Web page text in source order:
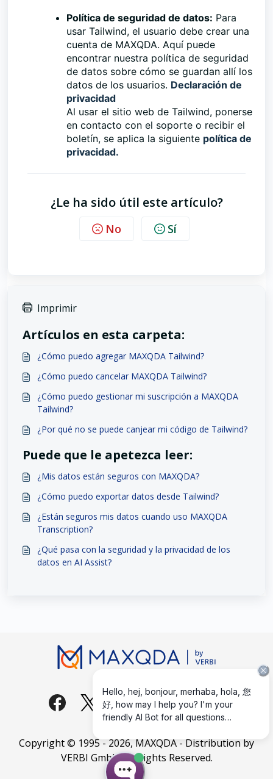
Política de seguridad de datos: Para
usar Tailwind, el usuario debe crear una
cuenta de MAXQDA. Aquí puede
encontrar nuestra política de seguridad
de datos sobre cómo se guardan allí los
datos de los usuarios. Declaración de
privacidad
Al usar el sitio web de Tailwind, ponerse
en contacto con el soporte o recibir el
boletín, se aplica la siguiente política de
privacidad.
¿Le ha sido útil este artículo?
No Sí
Imprimir
Artículos en esta carpeta:
¿Cómo puedo agregar MAXQDA Tailwind?
¿Cómo puedo cancelar MAXQDA Tailwind?
¿Cómo puedo gestionar mi suscripción a MAXQDA
Tailwind?
¿Por qué no se puede canjear mi código de Tailwind?
Puede que le apetezca leer:
¿Mis datos están seguros con MAXQDA?
¿Cómo puedo exportar datos desde Tailwind?
¿Están seguros mis datos cuando uso MAXQDA
Transcription?
¿Qué pasa con la seguridad y la privacidad de los
datos en AI Assist?
Copyright © 1995 -2026, MAXQDA - Distribution by
VERBI GmbH. All Rights Reserved.